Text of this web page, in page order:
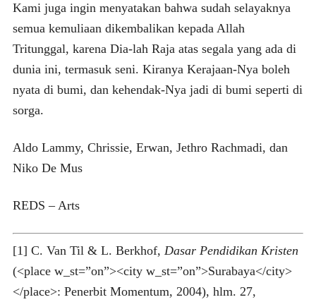
Kami juga ingin menyatakan bahwa sudah selayaknya
semua kemuliaan dikembalikan kepada Allah
Tritunggal, karena Dia-lah Raja atas segala yang ada di
dunia ini, termasuk seni. Kiranya Kerajaan-Nya boleh
nyata di bumi, dan kehendak-Nya jadi di bumi seperti di
sorga.
Aldo Lammy, Chrissie, Erwan, Jethro Rachmadi, dan
Niko De Mus
REDS – Arts
[1] C. Van Til & L. Berkhof, Dasar Pendidikan Kristen
(<place w_st=”on”><city w_st=”on”>Surabaya</city>
</place>: Penerbit Momentum, 2004), hlm. 27,